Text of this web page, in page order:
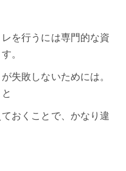
を行うには専門的な資
。
失敗しないためには。
おくことで、かなり違